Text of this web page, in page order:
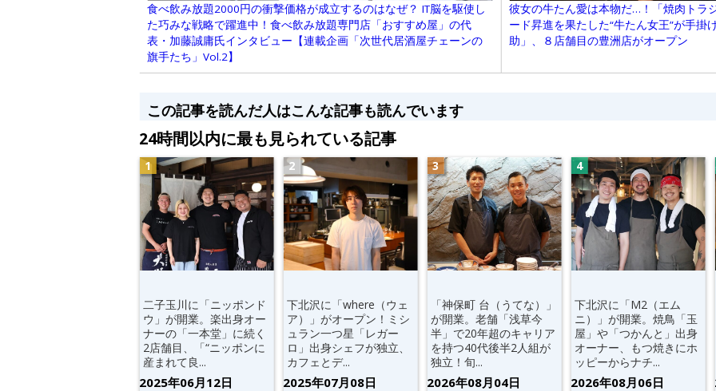
食べ飲み放題2000円の衝撃価格が成立するのはなぜ？ IT脳を駆使し
た巧みな戦略で躍進中！食べ飲み放題専門店「おすすめ屋」の代
表・加藤誠庸氏インタビュー【連載企画「次世代居酒屋チェーンの
旗手たち」Vol.2】
彼女の牛たん愛は本物だ…！「焼肉トラ
ード昇進を果たした“牛たん女王”が手掛
助」、８店舗目の豊洲店がオープン
この記事を読んだ人はこんな記事も読んでいます
24時間以内に最も見られている記事
二子玉川に「ニッポンド
ウ」が開業。楽出身オー
ナーの「一本堂」に続く
2店舗目、「“ニッポンに
産まれて良...
2025年06月12日
下北沢に「where（ウェ
ア）」がオープン！ミシ
ュラン一つ星「レガー
ロ」出身シェフが独立、
カフェとデ...
2025年07月08日
「神保町 台（うてな）」
が開業。老舗「浅草今
半」で20年超のキャリア
を持つ40代後半2人組が
独立！旬...
2026年08月04日
下北沢に「M2（エム
ニ）」が開業。焼鳥「玉
屋」や「つかんと」出身
オーナー、もつ焼きにホ
ッピーからナチ...
2026年08月06日